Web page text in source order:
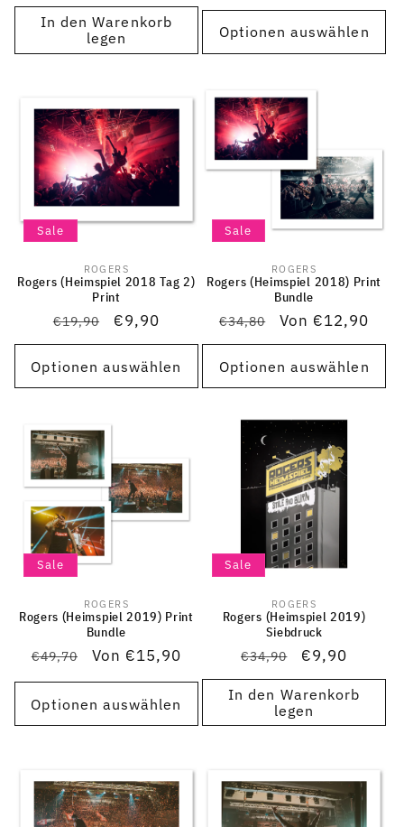
Preis
In den Warenkorb
legen
Optionen auswählen
Sale
Anbieter:
ROGERS
Rogers (Heimspiel 2018 Tag 2)
Print
Normaler
Preis
€19,90 Verkaufspreis
€9,90
Optionen auswählen
Sale
Anbieter:
ROGERS
Rogers (Heimspiel 2018) Print
Bundle
Normaler
Preis
€34,80 Verkaufspreis
Von €12,90
Optionen auswählen
Sale
Anbieter:
ROGERS
Rogers (Heimspiel 2019) Print
Bundle
Normaler
Preis
€49,70 Verkaufspreis
Von €15,90
Optionen auswählen
Sale
Anbieter:
ROGERS
Rogers (Heimspiel 2019)
Siebdruck
Normaler
Preis
€34,90 €9,90
In den Warenkorb
legen